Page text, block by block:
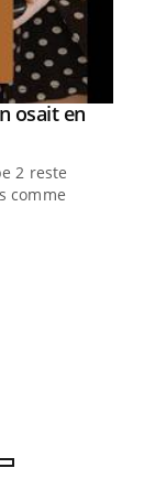
osait en
2 reste
comme